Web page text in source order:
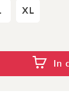
XL
In